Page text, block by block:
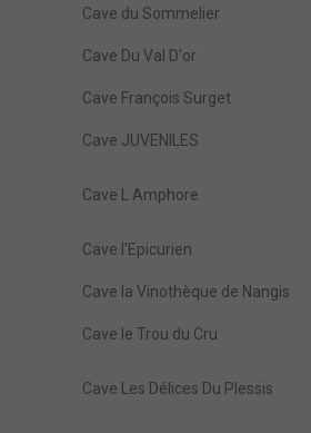
Cave du Sommelier
Cave Du Val D'or
Cave François Surget
Cave JUVENILES
Cave L Amphore
Cave l'Epicurien
Cave la Vinothèque de Nangis
Cave le Trou du Cru
Cave Les Délices Du Plessis